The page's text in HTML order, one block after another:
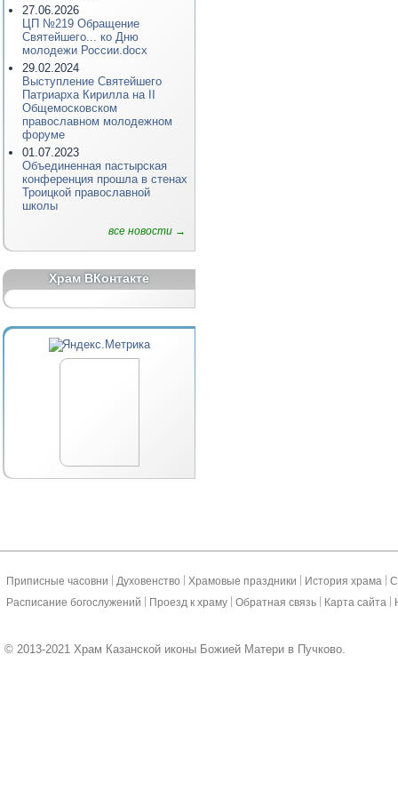
27.06.2026
ЦП №219 Обращение
Святейшего... ко Дню
молодежи России.docx
29.02.2024
Выступление Святейшего
Патриарха Кирилла на II
Общемосковском
православном молодежном
форуме
01.07.2023
Объединенная пастырская
конференция прошла в стенах
Троицкой православной
школы
все новости →
Храм ВКонтакте
Приписные часовни Духовенство Храмовые праздники История храма
Расписание богослужений
Проезд к храму Обратная связь Карта сайта
© 2013-2021 Храм Казанской иконы Божией Матери в Пучково.